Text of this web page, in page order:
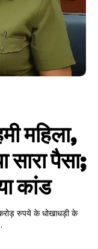
महिला,
पैसा;
कांड
करोड़ रुपये के धोखाधड़ी के